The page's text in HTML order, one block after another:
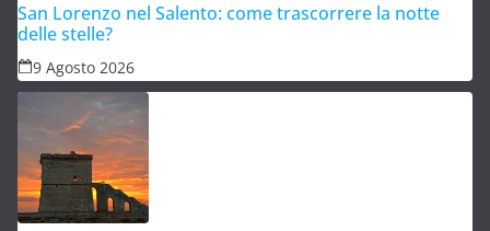
San Lorenzo nel Salento: come trascorrere la notte
delle stelle?
9 Agosto 2026